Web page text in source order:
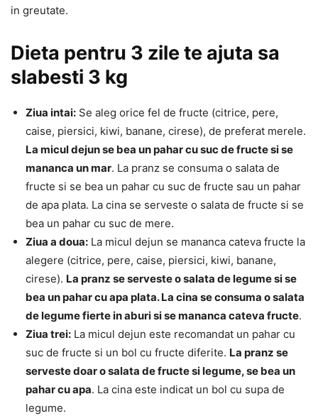
in greutate.
Dieta pentru 3 zile te ajuta sa
slabesti 3 kg
Ziua intai: Se aleg orice fel de fructe (citrice, pere,
caise, piersici, kiwi, banane, cirese), de preferat merele.
La micul dejun se bea un pahar cu suc de fructe si se
mananca un mar. La pranz se consuma o salata de
fructe si se bea un pahar cu suc de fructe sau un pahar
de apa plata. La cina se serveste o salata de fructe si se
bea un pahar cu suc de mere.
Ziua a doua: La micul dejun se mananca cateva fructe la
alegere (citrice, pere, caise, piersici, kiwi, banane,
cirese). La pranz se serveste o salata de legume si se
bea un pahar cu apa plata. La cina se consuma o salata
de legume fierte in aburi si se mananca cateva fructe.
Ziua trei: La micul dejun este recomandat un pahar cu
suc de fructe si un bol cu fructe diferite. La pranz se
serveste doar o salata de fructe si legume, se bea un
pahar cu apa. La cina este indicat un bol cu supa de
legume.